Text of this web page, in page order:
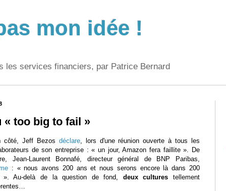
mon idée !
les services financiers, par Patrice Bernard
« too big to fail »
côté, Jeff Bezos déclare, lors d'une réunion ouverte à tous les
de son entreprise : « un jour, Amazon fera faillite ». De
Jean-Laurent Bonnafé, directeur général de BNP Paribas,
: « nous avons 200 ans et nous serons encore là dans 200
». Au-delà de la question de fond, deux cultures tellement